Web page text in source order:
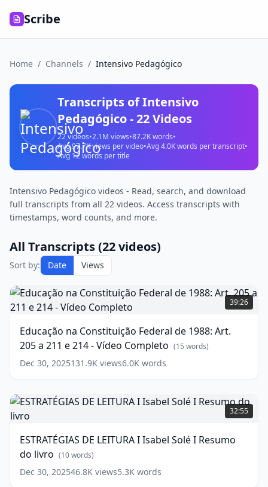
Scribe
Home / Channels / Intensivo Pedagógico
Transcripts ofIntensivo
Pedagógico-22Videos
22videos•2.1M views•87.2Kwords•
Avg97.7Kviews per video•Avg4.0Kwords per transcript•
Avg12words per title
Intensivo Pedagógico videos - Read, search, and download
full transcripts from all 22 videos. Access transcripts with
timestamps, word counts, and more.
All Transcripts (22videos)
Sort by: Date
Views
Educação
na
Constituição
de
1988:
Art.
205
211
e
214
Vídeo
Completo
(15
39:26
Educação na Constituição Federal de 1988: Art.
205 a 211 e 214 - Vídeo Completo (15 words)
Dec 30, 2025131.9K views6.0K words
ESTRATÉGIAS
DE
LEITURA
Isabel
Solé
Resumo
32:55
ESTRATÉGIAS DE LEITURA I Isabel Solé I Resumo
do livro (10words)
Dec 30, 202546.8K views5.3K words